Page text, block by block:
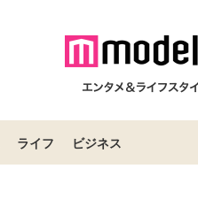
ライフ ビジネス